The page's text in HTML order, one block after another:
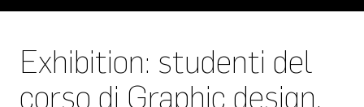
Exhibition: studenti del
corso di Graphic design.